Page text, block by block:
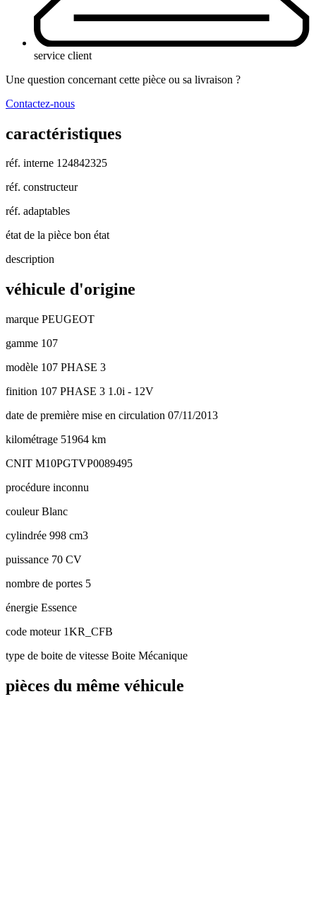
service client
Une question concernant cette pièce ou sa livraison ?
Contactez-nous
caractéristiques
réf. interne 124842325
réf. constructeur
réf. adaptables
état de la pièce bon état
description
véhicule d'origine
marque PEUGEOT
gamme 107
modèle 107 PHASE 3
finition 107 PHASE 3 1.0i - 12V
date de première mise en circulation 07/11/2013
kilométrage 51964 km
CNIT M10PGTVP0089495
procédure inconnu
couleurBlanc
cylindrée 998 cm3
puissance 70 CV
nombre de portes 5
énergie Essence
code moteur1KR_CFB
type de boite de vitesse Boite Mécanique
pièces du même véhicule